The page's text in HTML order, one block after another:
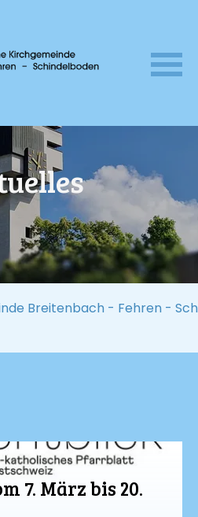
Breitenbach - Fehren -
7. März bis 20.